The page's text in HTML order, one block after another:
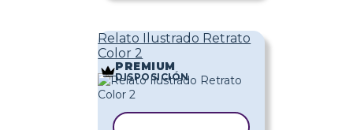
Relato Ilustrado Retrato
Color 2
PREMIUM
DISPOSICIÓN